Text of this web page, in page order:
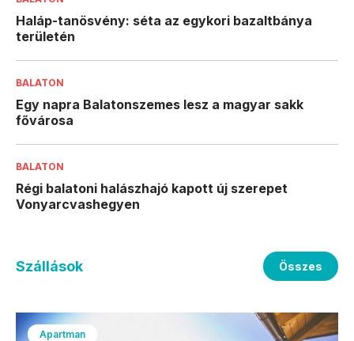
Haláp-tanösvény: séta az egykori bazaltbánya
területén
BALATON
Egy napra Balatonszemes lesz a magyar sakk
fővárosa
BALATON
Régi balatoni halászhajó kapott új szerepet
Vonyarcvashegyen
Szállások Összes
Apartman